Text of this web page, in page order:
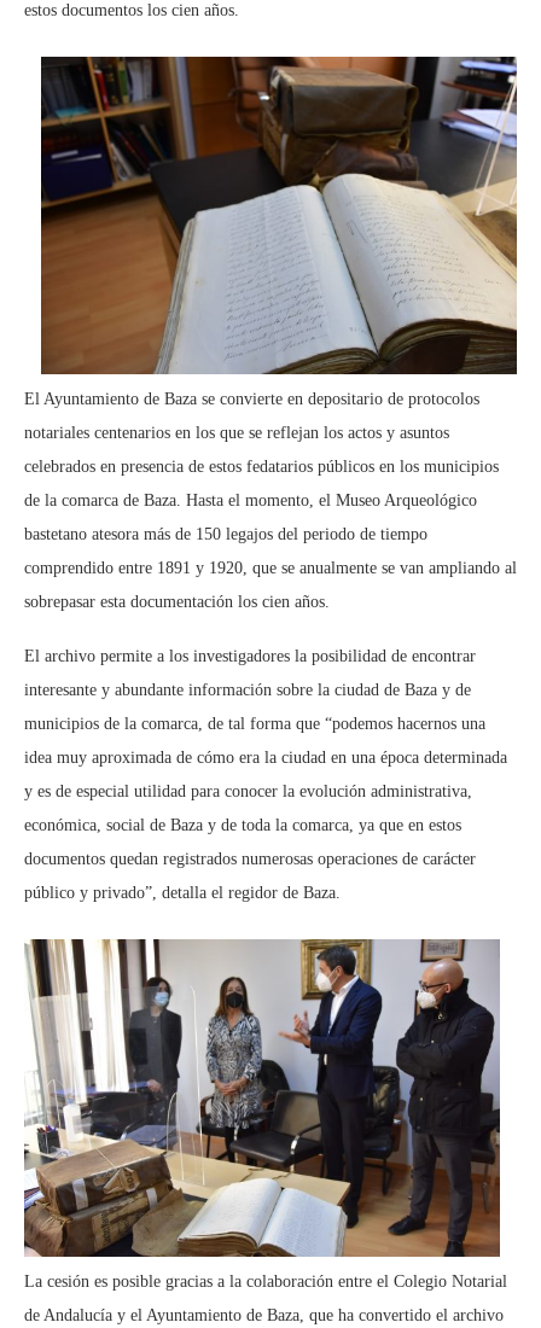
estos documentos los cien años.
El Ayuntamiento de Baza se convierte en depositario de protocolos
notariales centenarios en los que se reflejan los actos y asuntos
celebrados en presencia de estos fedatarios públicos en los municipios
de la comarca de Baza. Hasta el momento, el Museo Arqueológico
bastetano atesora más de 150 legajos del periodo de tiempo
comprendido entre 1891 y 1920, que se anualmente se van ampliando al
sobrepasar esta documentación los cien años.
El archivo permite a los investigadores la posibilidad de encontrar
interesante y abundante información sobre la ciudad de Baza y de
municipios de la comarca, de tal forma que “podemos hacernos una
idea muy aproximada de cómo era la ciudad en una época determinada
y es de especial utilidad para conocer la evolución administrativa,
económica, social de Baza y de toda la comarca, ya que en estos
documentos quedan registrados numerosas operaciones de carácter
público y privado”, detalla el regidor de Baza.
La cesión es posible gracias a la colaboración entre el Colegio Notarial
de Andalucía y el Ayuntamiento de Baza, que ha convertido el archivo